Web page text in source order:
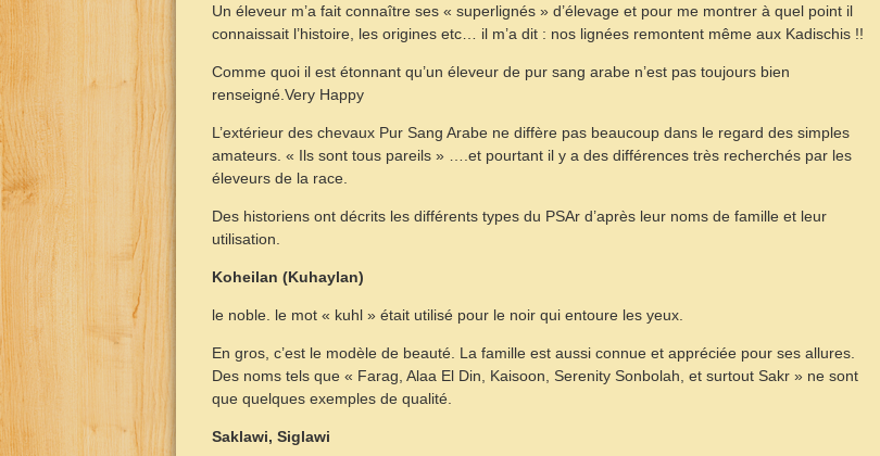
Un éleveur m’a fait connaître ses « superlignés » d’élevage et pour me montrer à quel point il
connaissait l’histoire, les origines etc… il m’a dit : nos lignées remontent même aux Kadischis !!
Comme quoi il est étonnant qu’un éleveur de pur sang arabe n’est pas toujours bien
renseigné.Very Happy
L’extérieur des chevaux Pur Sang Arabe ne diffère pas beaucoup dans le regard des simples
amateurs. « Ils sont tous pareils » ….et pourtant il y a des différences très recherchés par les
éleveurs de la race.
Des historiens ont décrits les différents types du PSAr d’après leur noms de famille et leur
utilisation.
Koheilan (Kuhaylan)
le noble. le mot « kuhl » était utilisé pour le noir qui entoure les yeux.
En gros, c’est le modèle de beauté. La famille est aussi connue et appréciée pour ses allures.
Des noms tels que « Farag, Alaa El Din, Kaisoon, Serenity Sonbolah, et surtout Sakr » ne sont
que quelques exemples de qualité.
Saklawi, Siglawi